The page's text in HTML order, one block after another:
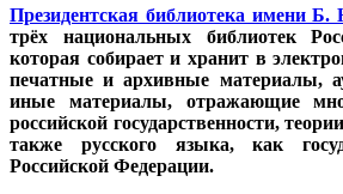
Президентская библиотека имени Б.
трёх национальных библиотек
которая собирает и хранит в
печатные и архивные материалы,
иные материалы, отражающие
российской государственности,
также русского языка, как
Российской Федерации.